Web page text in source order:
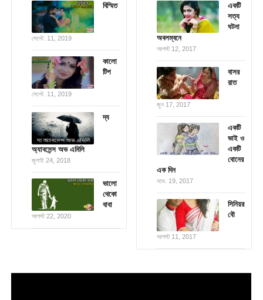
বিস্মিত
সেপ্টে. 11, 2019
কালো
টিপ
সেপ্টে. 11, 2019
দ্য
অ্যাবসেন্স অভ এমিলি
জুলাই 24, 2018
ভালো
থেকো
বাবা
আগস্ট 22, 2020
একটি
সত্য
ঘটনা
অবলম্বনে
আগস্ট 12, 2017
বাসর
রাত
জুন 17, 2017
একটি
ভাই ও
একটি
বোনের
এক দিন
নভে. 19, 2017
সিনিয়র
বৌ
আগস্ট 11, 2017